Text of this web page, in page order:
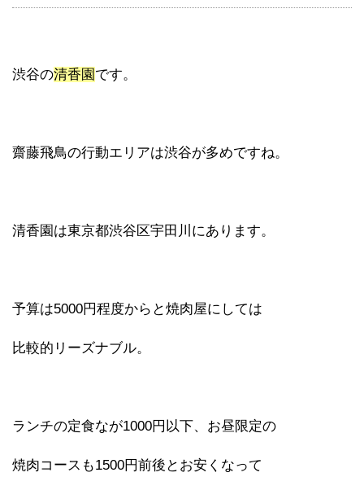
渋谷の清香園です。
齋藤飛鳥の行動エリアは渋谷が多めですね。
清香園は東京都渋谷区宇田川にあります。
予算は5000円程度からと焼肉屋にしては
比較的リーズナブル。
ランチの定食なが1000円以下、お昼限定の
焼肉コースも1500円前後とお安くなって